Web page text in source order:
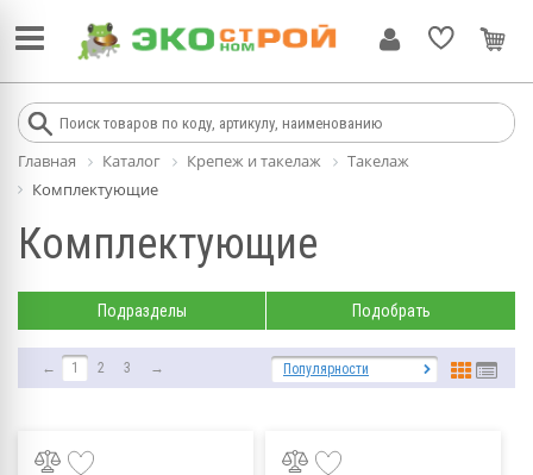
Главная Каталог Крепеж и такелаж
Такелаж
Комплектующие
Комплектующие
Подразделы Подобрать
← 1 2 3 → Популярности